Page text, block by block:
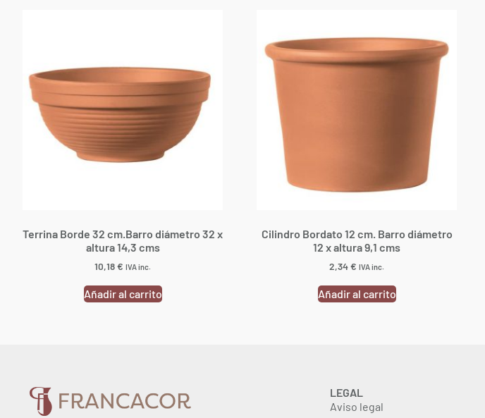
Terrina Borde 32 cm.Barro diámetro 32 x
altura 14,3 cms
10,18€ IVA inc.
Añadir al carrito
Cilindro Bordato 12 cm. Barro diámetro
12 x altura 9,1 cms
2,34€ IVA inc.
Añadir al carrito
LEGAL
Aviso legal